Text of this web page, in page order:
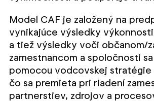
Model CAF je založený na
vynikajúce výsledky
a tiež výsledky voči občanom/
zamestnancom a spoločnosti
pomocou vodcovskej stratégie
čo sa premieta pri riadení
partnerstiev, zdrojov a